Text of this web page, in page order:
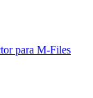
para M-Files